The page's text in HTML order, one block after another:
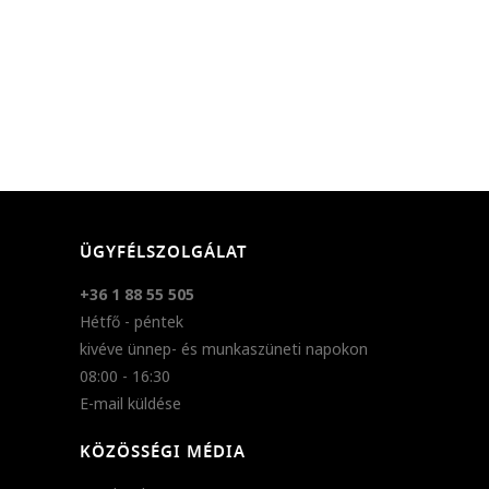
ÜGYFÉLSZOLGÁLAT
+36 1 88 55 505
Hétfő - péntek
kivéve ünnep- és munkaszüneti napokon
08:00 - 16:30
E-mail küldése
KÖZÖSSÉGI MÉDIA